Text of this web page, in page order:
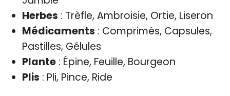
Herbes : Trèfle, Ambroisie, Ortie, Liseron
Médicaments : Comprimés, Capsules,
Pastilles, Gélules
Plante: Épine, Feuille, Bourgeon
Plis : Pli, Pince, Ride